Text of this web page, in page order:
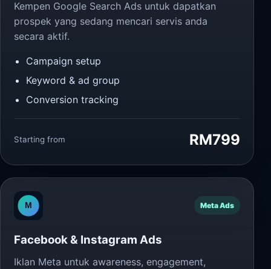
Kempen Google Search Ads untuk dapatkan
prospek yang sedang mencari servis anda
secara aktif.
Campaign setup
Keyword & ad group
Conversion tracking
Starting from RM799
Meta Ads
Facebook & Instagram Ads
Iklan Meta untuk awareness, engagement,